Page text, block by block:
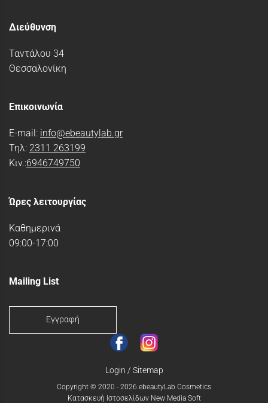
Διεύθυνση
Ταντάλου 34
Θεσσαλονίκη
Επικοινωνία
E-mail: info@ebeautylab.gr
Τηλ: 2311 263199
Κιν.:6946749750
Ώρες λειτουργίας
Καθημερινά
09:00-17:00
Mailing List
Εγγραφή
Login / Sitemap
Copyright © 2020 - 2026 ebeautyLab Cosmetics
Κατασκευή Ιστοσελίδων New Media Soft